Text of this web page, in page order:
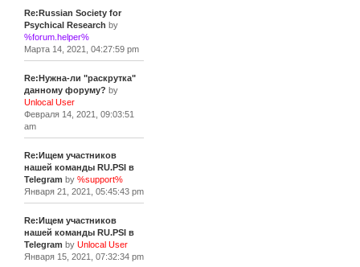
Re:Russian Society for
Psychical Research by
%forum.helper%
Марта 14, 2021, 04:27:59 pm
Re:Нужна-ли "раскрутка"
данному форуму? by
Unlocal User
Февраля 14, 2021, 09:03:51
am
Re:Ищем участников
нашей команды RU.PSI в
Telegram by %support%
Января 21, 2021, 05:45:43 pm
Re:Ищем участников
нашей команды RU.PSI в
Telegram by Unlocal User
Января 15, 2021, 07:32:34 pm